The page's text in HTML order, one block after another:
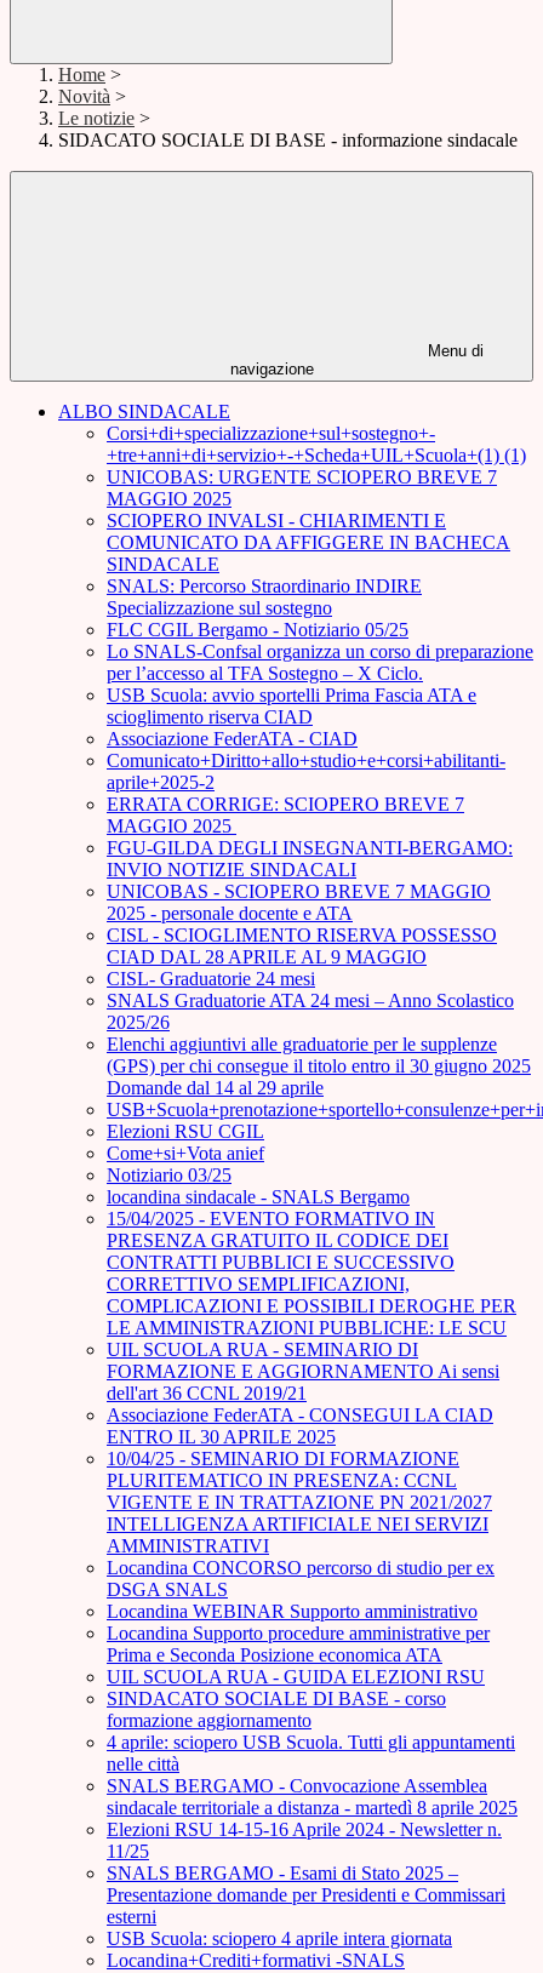
Home >
Novità >
Le notizie >
SIDACATO SOCIALE DI BASE - informazione sindacale
Menu di
navigazione
ALBO SINDACALE
Corsi+di+specializzazione+sul+sostegno+-
+tre+anni+di+servizio+-+Scheda+UIL+Scuola+(1) (1)
UNICOBAS: URGENTE SCIOPERO BREVE 7
MAGGIO 2025
SCIOPERO INVALSI - CHIARIMENTI E
COMUNICATO DA AFFIGGERE IN BACHECA
SINDACALE
SNALS: Percorso Straordinario INDIRE
Specializzazione sul sostegno
FLC CGIL Bergamo - Notiziario 05/25
Lo SNALS-Confsal organizza un corso di preparazione
per l’accesso al TFA Sostegno – X Ciclo.
USB Scuola: avvio sportelli Prima Fascia ATA e
scioglimento riserva CIAD
Associazione FederATA - CIAD
Comunicato+Diritto+allo+studio+e+corsi+abilitanti-
aprile+2025-2
ERRATA CORRIGE: SCIOPERO BREVE 7
MAGGIO 2025
FGU-GILDA DEGLI INSEGNANTI-BERGAMO:
INVIO NOTIZIE SINDACALI
UNICOBAS - SCIOPERO BREVE 7 MAGGIO
2025 - personale docente e ATA
CISL - SCIOGLIMENTO RISERVA POSSESSO
CIAD DAL 28 APRILE AL 9 MAGGIO
CISL- Graduatorie 24 mesi
SNALS Graduatorie ATA 24 mesi – Anno Scolastico
2025/26
Elenchi aggiuntivi alle graduatorie per le supplenze
(GPS) per chi consegue il titolo entro il 30 giugno 2025
Domande dal 14 al 29 aprile
Elezioni RSU CGIL
Come+si+Vota anief
Notiziario 03/25
locandina sindacale - SNALS Bergamo
15/04/2025 - EVENTO FORMATIVO IN
PRESENZA GRATUITO IL CODICE DEI
CONTRATTI PUBBLICI E SUCCESSIVO
CORRETTIVO SEMPLIFICAZIONI,
COMPLICAZIONI E POSSIBILI DEROGHE PER
LE AMMINISTRAZIONI PUBBLICHE: LE SCU
UIL SCUOLA RUA - SEMINARIO DI
FORMAZIONE E AGGIORNAMENTO Ai sensi
dell'art 36 CCNL 2019/21
Associazione FederATA - CONSEGUI LA CIAD
ENTRO IL 30 APRILE 2025
10/04/25 - SEMINARIO DI FORMAZIONE
PLURITEMATICO IN PRESENZA: CCNL
VIGENTE E IN TRATTAZIONE PN 2021/2027
INTELLIGENZA ARTIFICIALE NEI SERVIZI
AMMINISTRATIVI
Locandina CONCORSO percorso di studio per ex
DSGA SNALS
Locandina WEBINAR Supporto amministrativo
Locandina Supporto procedure amministrative per
Prima e Seconda Posizione economica ATA
UIL SCUOLA RUA - GUIDA ELEZIONI RSU
SINDACATO SOCIALE DI BASE - corso
formazione aggiornamento
4 aprile: sciopero USB Scuola. Tutti gli appuntamenti
nelle città
SNALS BERGAMO - Convocazione Assemblea
sindacale territoriale a distanza - martedì 8 aprile 2025
Elezioni RSU 14-15-16 Aprile 2024 - Newsletter n.
11/25
SNALS BERGAMO - Esami di Stato 2025 –
Presentazione domande per Presidenti e Commissari
esterni
USB Scuola: sciopero 4 aprile intera giornata
Locandina+Crediti+formativi -SNALS